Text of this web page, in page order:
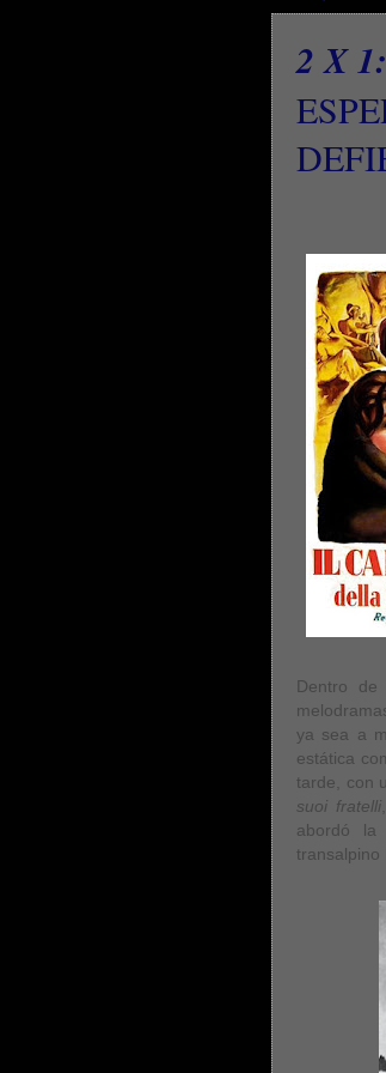
2 X 1:
Dentro de
ya sea a
estática
tarde, con
suoi fratelli
abordó la
transalpino